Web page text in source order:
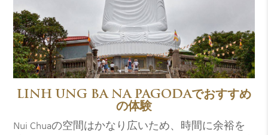
LINH UNG BA NA PAGODAでおすすめ
の体験
Nui Chuaの空間はかなり広いため、時間に余裕を